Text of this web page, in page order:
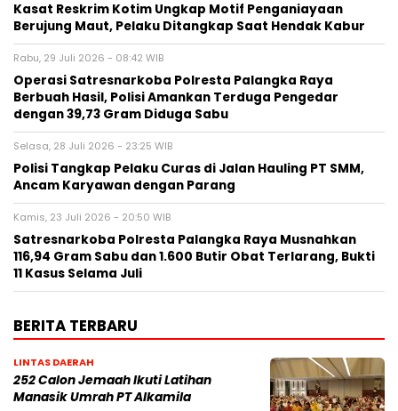
Kasat Reskrim Kotim Ungkap Motif Penganiayaan
Berujung Maut, Pelaku Ditangkap Saat Hendak Kabur
Rabu, 29 Juli 2026 - 08:42 WIB
Operasi Satresnarkoba Polresta Palangka Raya
Berbuah Hasil, Polisi Amankan Terduga Pengedar
dengan 39,73 Gram Diduga Sabu
Selasa, 28 Juli 2026 - 23:25 WIB
Polisi Tangkap Pelaku Curas di Jalan Hauling PT SMM,
Ancam Karyawan dengan Parang
Kamis, 23 Juli 2026 - 20:50 WIB
Satresnarkoba Polresta Palangka Raya Musnahkan
116,94 Gram Sabu dan 1.600 Butir Obat Terlarang, Bukti
11 Kasus Selama Juli
BERITA TERBARU
LINTAS DAERAH
252 Calon Jemaah Ikuti Latihan
Manasik Umrah PT Alkamila